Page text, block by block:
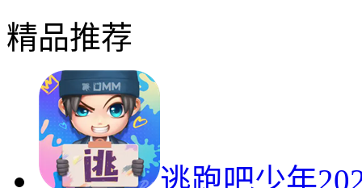
精品推荐
逃跑吧少年